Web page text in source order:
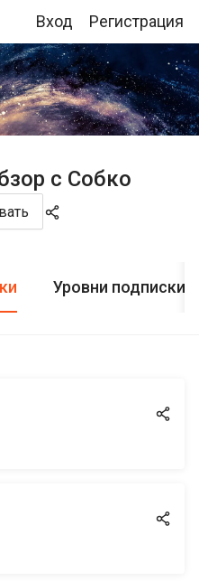
Вход Регистрация
с Собко
Уровни подписки